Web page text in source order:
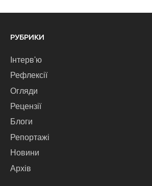
РУБРИКИ
Інтерв'ю
Рефлексії
Огляди
Рецензії
Блоги
Репортажі
Новини
Архів